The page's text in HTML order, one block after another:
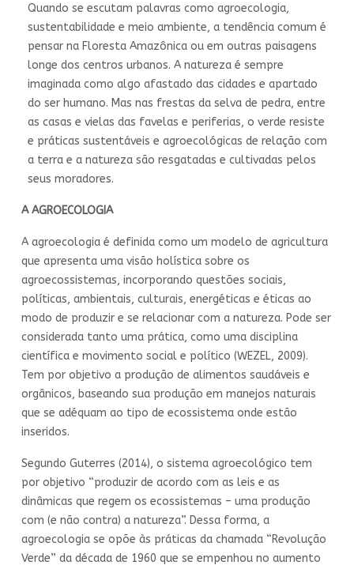
Quando se escutam palavras como agroecologia,
sustentabilidade e meio ambiente, a tendência comum é
pensar na Floresta Amazônica ou em outras paisagens
longe dos centros urbanos. A natureza é sempre
imaginada como algo afastado das cidades e apartado
do ser humano. Mas nas frestas da selva de pedra, entre
as casas e vielas das favelas e periferias, o verde resiste
e práticas sustentáveis e agroecológicas de relação com
a terra e a natureza são resgatadas e cultivadas pelos
seus moradores.
A AGROECOLOGIA
A agroecologia é definida como um modelo de agricultura
que apresenta uma visão holística sobre os
agroecossistemas, incorporando questões sociais,
políticas, ambientais, culturais, energéticas e éticas ao
modo de produzir e se relacionar com a natureza. Pode ser
considerada tanto uma prática, como uma disciplina
científica e movimento social e político (WEZEL, 2009).
Tem por objetivo a produção de alimentos saudáveis e
orgânicos, baseando sua produção em manejos naturais
que se adéquam ao tipo de ecossistema onde estão
inseridos.
Segundo Guterres (2014), o sistema agroecológico tem
por objetivo “produzir de acordo com as leis e as
dinâmicas que regem os ecossistemas – uma produção
com (e não contra) a natureza”. Dessa forma, a
agroecologia se opõe às práticas da chamada “Revolução
Verde” da década de 1960 que se empenhou no aumento